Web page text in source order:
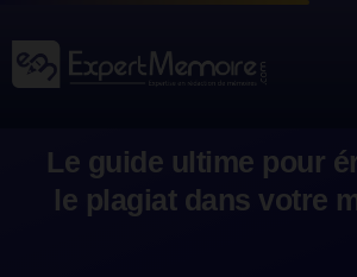
au
contenu
Le guide ultime pour
le plagiat dans votre